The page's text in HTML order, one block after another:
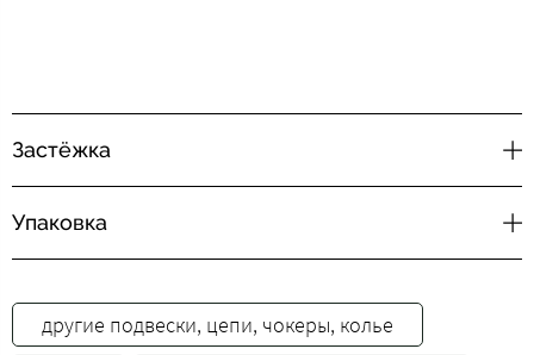
Застёжка
Упаковка
другие подвески, цепи, чокеры, колье